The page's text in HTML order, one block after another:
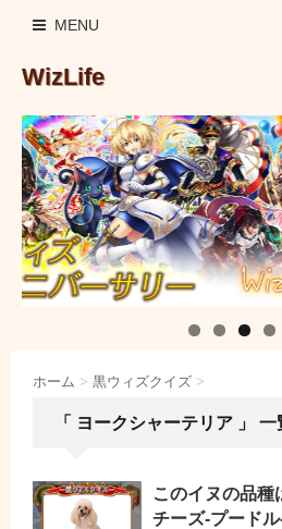
MENU
WizLife
ホーム > 黒ウィズクイズ >
「 ヨークシャーテリア 」 一
このイヌの品種
チーズ-プード